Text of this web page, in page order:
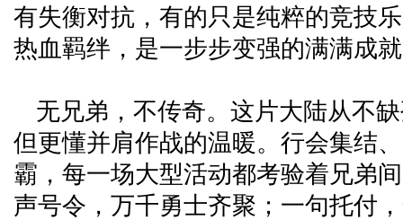
有失衡对抗，有的只是纯粹的竞技
热血羁绊，是一步步变强的满满成
无兄弟，不传奇。这片大陆从不
但更懂并肩作战的温暖。行会集结
霸，每一场大型活动都考验着兄弟
声号令，万千勇士齐聚；一句托付